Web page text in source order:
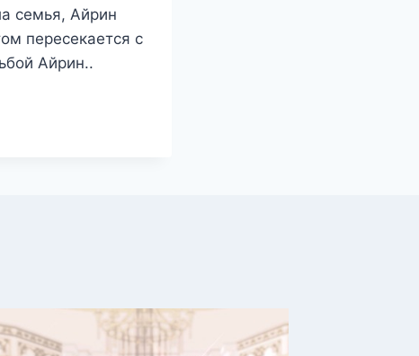
семья, Айрин
пересекается с
Айрин..